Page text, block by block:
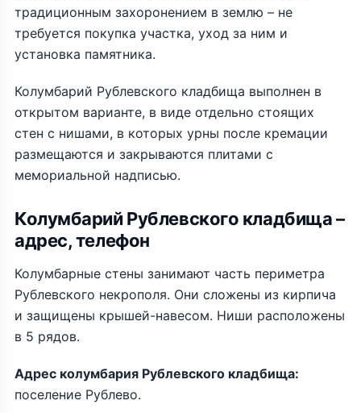
традиционным захоронением в землю – не
требуется покупка участка, уход за ним и
установка памятника.
Колумбарий Рублевского кладбища выполнен в
открытом варианте, в виде отдельно стоящих
стен с нишами, в которых урны после кремации
размещаются и закрываются плитами с
мемориальной надписью.
Колумбарий Рублевского кладбища –
адрес, телефон
Колумбарные стены занимают часть периметра
Рублевского некрополя. Они сложены из кирпича
и защищены крышей-навесом. Ниши расположены
в 5 рядов.
Адрес колумбария Рублевского кладбища:
поселение Рублево.